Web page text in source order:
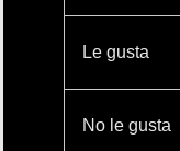
Le gusta
No le gusta